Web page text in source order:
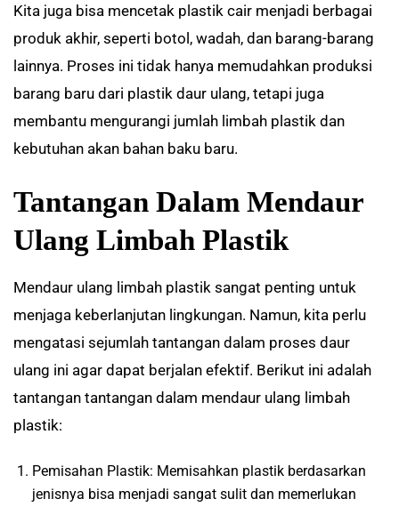
Kita juga bisa mencetak plastik cair menjadi berbagai
produk akhir, seperti botol, wadah, dan barang-barang
lainnya. Proses ini tidak hanya memudahkan produksi
barang baru dari plastik daur ulang, tetapi juga
membantu mengurangi jumlah limbah plastik dan
kebutuhan akan bahan baku baru.
Tantangan Dalam Mendaur
Ulang Limbah Plastik
Mendaur ulang limbah plastik sangat penting untuk
menjaga keberlanjutan lingkungan. Namun, kita perlu
mengatasi sejumlah tantangan dalam proses daur
ulang ini agar dapat berjalan efektif. Berikut ini adalah
tantangan tantangan dalam mendaur ulang limbah
plastik:
Pemisahan Plastik: Memisahkan plastik berdasarkan
jenisnya bisa menjadi sangat sulit dan memerlukan